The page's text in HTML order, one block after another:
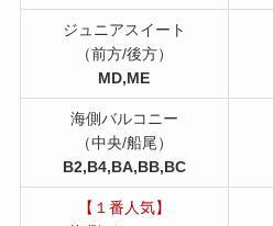
ジュニアスイート
（前方/後方）
MD,ME
海側バルコニー
（中央/船尾）
B2,B4,BA,BB,BC
【１番人気】